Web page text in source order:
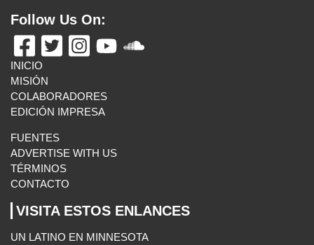
Follow Us On:
INICIO
MISIÓN
COLABORADORES
EDICIÓN IMPRESA
FUENTES
ADVERTISE WITH US
TÉRMINOS
CONTACTO
VISITA ESTOS ENLANCES
UN LATINO EN MINNESOTA